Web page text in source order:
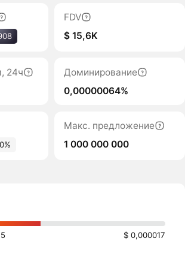
FDV
$ 15,6K
24ч
Доминирование
0,00000064%
Макс. предложение
1 000 000 000
$ 0,000017